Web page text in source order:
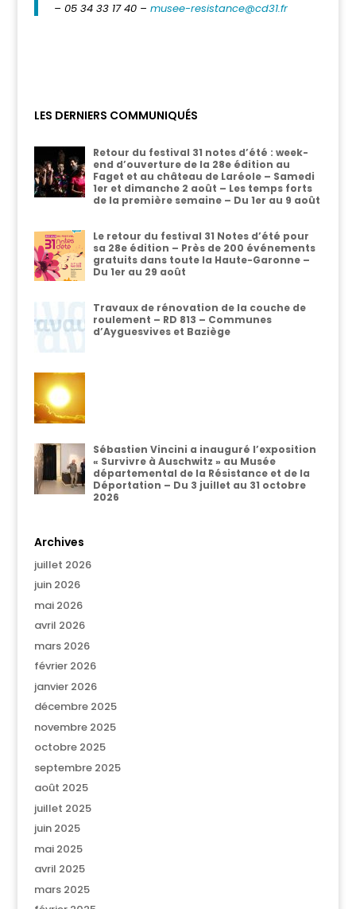
– 05 34 33 17 40 – musee-resistance@cd31.fr
LES DERNIERS COMMUNIQUÉS
Retour du festival 31 notes d’été : week-
end d’ouverture de la 28e édition au
Faget et au château de Laréole – Samedi
1er et dimanche 2 août – Les temps forts
de la première semaine – Du 1er au 9 août
Le retour du festival 31 Notes d’été pour
sa 28e édition – Près de 200 événements
gratuits dans toute la Haute-Garonne –
Du 1er au 29 août
Travaux de rénovation de la couche de
roulement – RD 813 – Communes
d’Ayguesvives et Baziège
Sébastien Vincini a inauguré l’exposition
« Survivre à Auschwitz » au Musée
départemental de la Résistance et de la
Déportation – Du 3 juillet au 31 octobre
2026
Archives
juillet 2026
juin 2026
mai 2026
avril 2026
mars 2026
février 2026
janvier 2026
décembre 2025
novembre 2025
octobre 2025
septembre 2025
août 2025
juillet 2025
juin 2025
mai 2025
avril 2025
mars 2025